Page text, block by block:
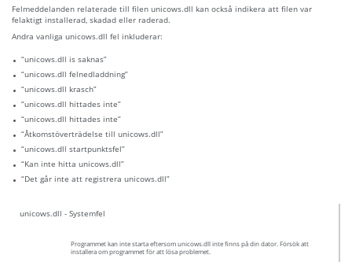
Felmeddelanden relaterade till filen unicows.dll kan också indikera att filen var
felaktigt installerad, skadad eller raderad.
Andra vanliga unicows.dll fel inkluderar:
“unicows.dll is saknas”
“unicows.dll felnedladdning”
“unicows.dll krasch”
“unicows.dll hittades inte”
“unicows.dll hittades inte”
“Åtkomstöverträdelse till unicows.dll”
“unicows.dll startpunktsfel”
“Kan inte hitta unicows.dll”
“Det går inte att registrera unicows.dll”
unicows.dll - Systemfel
Programmet kan inte starta eftersom unicows.dll inte finns på din dator. Försök att
installera om programmet för att lösa problemet.